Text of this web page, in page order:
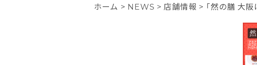
ホーム > NEWS >店舗情報 > 「然の膳 大